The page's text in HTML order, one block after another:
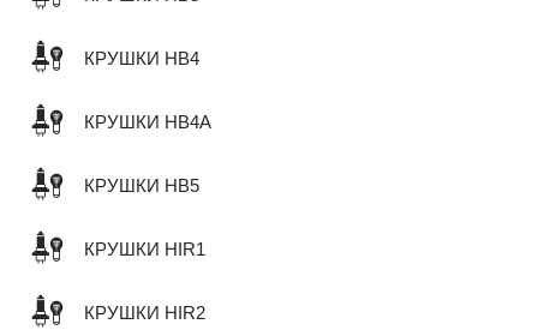
КРУШКИ HB4
КРУШКИ HB4A
КРУШКИ HB5
КРУШКИ HIR1
КРУШКИ HIR2